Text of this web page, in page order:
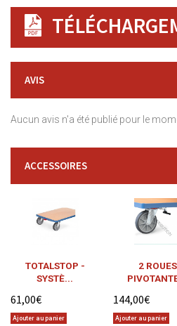
AVIS
Aucun avis n'a été publié pour le
ACCESSOIRES
TOTALSTOP -
SYSTÈ...
61,00€
Ajouter au panier
2 ROUES
144,00€
Ajouter au panier